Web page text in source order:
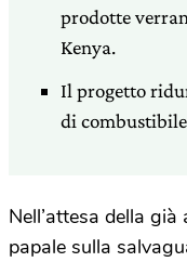
prodotte
Kenya.
Il progetto
di
Nell’attesa della
papale sulla